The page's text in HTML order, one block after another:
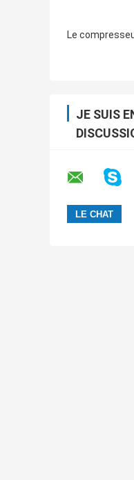
Le
JE SUIS